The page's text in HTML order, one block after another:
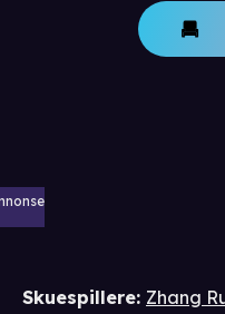
Skuespillere: Zhang